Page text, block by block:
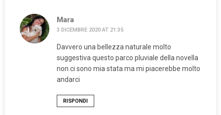
Mara
3 DICEMBRE 2020 AT 21:35
Davvero una bellezza naturale molto
suggestiva questo parco pluviale della novella
non ci sono mia stata ma mi piacerebbe molto
andarci
RISPONDI